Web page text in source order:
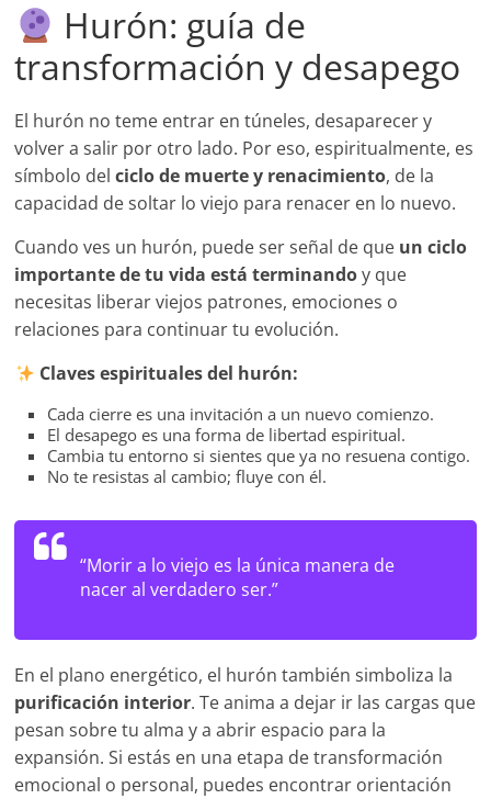
Hurón: guía de
transformación y desapego
El hurón no teme entrar en túneles, desaparecer y
volver a salir por otro lado. Por eso, espiritualmente, es
símbolo delciclo de muerte y renacimiento, de la
capacidad de soltar lo viejo para renacer en lo nuevo.
Cuando ves un hurón, puede ser señal de que un ciclo
importante de tu vida está terminandoy que
necesitas liberar viejos patrones, emociones o
relaciones para continuar tu evolución.
Claves espirituales del hurón:
Cada cierre es una invitación a un nuevo comienzo.
El desapego es una forma de libertad espiritual.
Cambia tu entorno si sientes que ya no resuena contigo.
No te resistas al cambio; fluye con él.
“Morir a lo viejo es la única manera de
nacer al verdadero ser.”
En el plano energético, el hurón también simboliza la
purificación interior. Te anima a dejar ir las cargas que
pesan sobre tu alma y a abrir espacio para la
expansión. Si estás en una etapa de transformación
emocional o personal, puedes encontrar orientación